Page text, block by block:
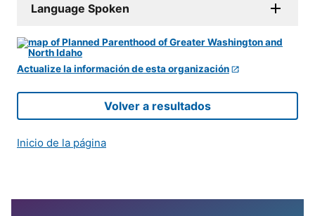
Language Spoken
Actualize la información de esta organización
Volver a resultados
Inicio de la página